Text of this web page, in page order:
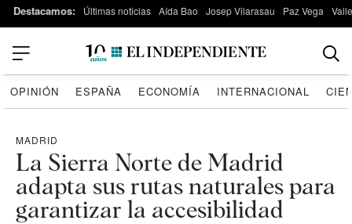
Destacamos: Últimas noticias Aída Bao Josep Vilarasau Paz Vega
OPINIÓN ESPAÑA ECONOMÍA INTERNACIONAL
MADRID
La Sierra Norte de Madrid
adapta sus rutas naturales para
garantizar la accesibilidad